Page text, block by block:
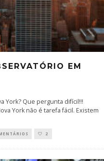
EM
York? Que pergunta difícil!!!
York não é tarefa fácil. Existem
2